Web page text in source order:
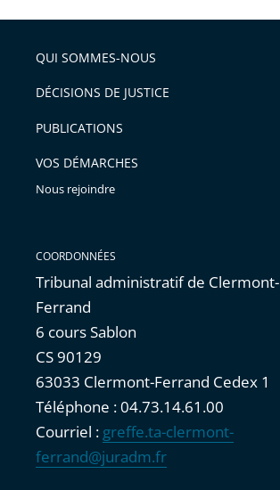
arriver
après
l'article
pour
avant
QUI SOMMES-NOUS
DÉCISIONS DE JUSTICE
PUBLICATIONS
VOS DÉMARCHES
Nous rejoindre
COORDONNÉES
Tribunal administratif de Clermont-
Ferrand
6 cours Sablon
CS 90129
63033 Clermont-Ferrand Cedex 1
Téléphone : 04.73.14.61.00
Courriel : greffe.ta-clermont-
ferrand@juradm.fr